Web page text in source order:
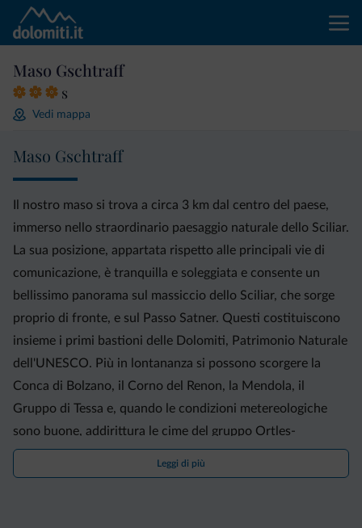
Maso Gschtraff
s
Vedi mappa
Maso Gschtraff
Il nostro maso si trova a circa 3 km dal centro del paese,
immerso nello straordinario paesaggio naturale dello Sciliar.
La sua posizione, appartata rispetto alle principali vie di
comunicazione, è tranquilla e soleggiata e consente un
bellissimo panorama sul massiccio dello Sciliar, che sorge
proprio di fronte, e sul Passo Satner. Questi costituiscono
insieme i primi bastioni delle Dolomiti, Patrimonio Naturale
dell'UNESCO. Più in lontananza si possono scorgere la
Conca di Bolzano, il Corno del Renon, la Mendola, il
Gruppo di Tessa e, quando le condizioni metereologiche
sono buone, addirittura le cime del gruppo Ortles-
Cevedale. Nel nostro maso ci sono mucche, vitelli, maiali,
cavalli, gatti e un cane. Potrete volentieri accarezzare e
Leggi di più